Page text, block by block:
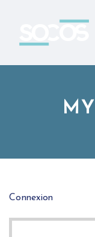
Connexion